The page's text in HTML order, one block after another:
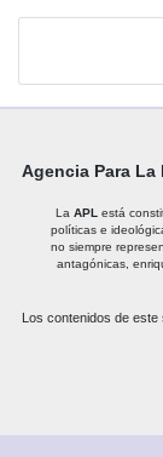
Agencia Para
La APLestá
políticas e
no siempre
antagónicas,
Los contenidos de este